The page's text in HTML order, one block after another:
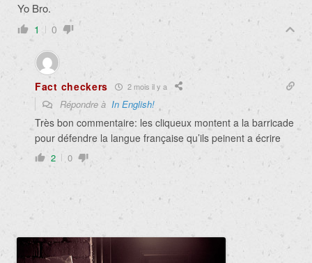
Yo Bro.
1 0
Fact checkers 2 mois il y a
Répondre à In English!
Très bon commentaire: les cliqueux montent a la barricade
pour défendre la langue française qu’ils peinent a écrire
2 0